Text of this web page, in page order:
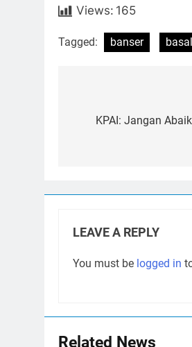
Views: 165
Tagged: banser
navigation
KPAI: Jangan
LEAVE A REPLY
You must be logged in
Related News